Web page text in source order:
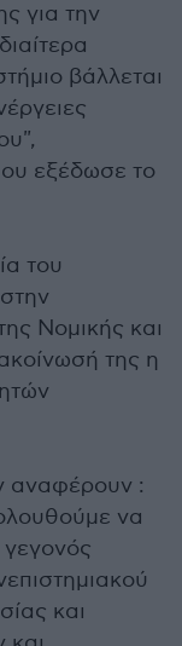
για την
βάλλεται
εξέδωσε το
του
Νομικής και
της η
αναφέρουν :
να
γεγονός
και